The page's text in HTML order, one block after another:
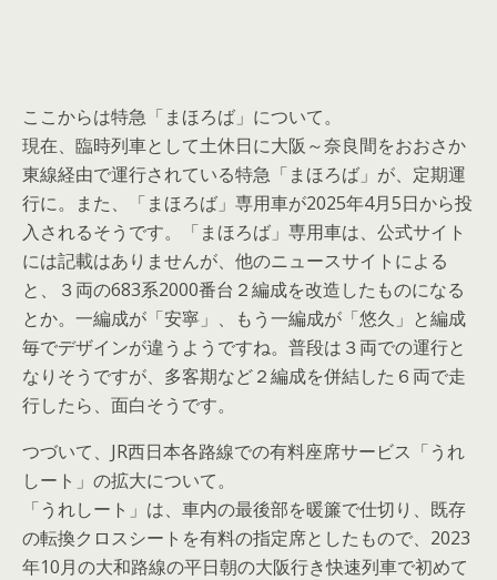
ここからは特急「まほろば」について。
現在、臨時列車として土休日に大阪～奈良間をおおさか
東線経由で運行されている特急「まほろば」が、定期運
行に。また、「まほろば」専用車が2025年4月5日から投
入されるそうです。「まほろば」専用車は、公式サイト
には記載はありませんが、他のニュースサイトによる
と、３両の683系2000番台２編成を改造したものになる
とか。一編成が「安寧」、もう一編成が「悠久」と編成
毎でデザインが違うようですね。普段は３両での運行と
なりそうですが、多客期など２編成を併結した６両で走
行したら、面白そうです。
つづいて、JR西日本各路線での有料座席サービス「うれ
しート」の拡大について。
「うれしート」は、車内の最後部を暖簾で仕切り、既存
の転換クロスシートを有料の指定席としたもので、2023
年10月の大和路線の平日朝の大阪行き快速列車で初めて